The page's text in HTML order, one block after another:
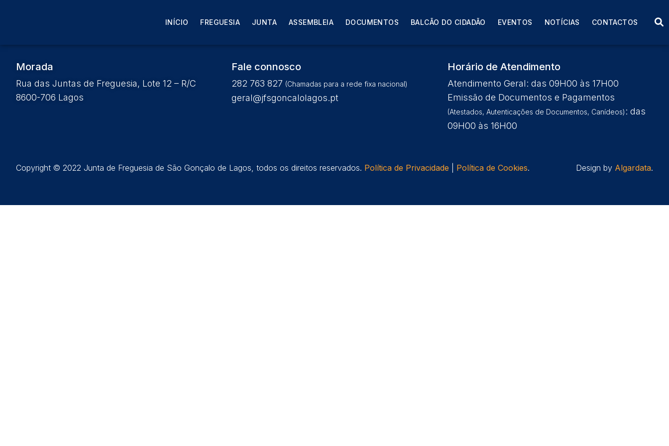
INÍCIO FREGUESIA JUNTA ASSEMBLEIA DOCUMENTOS BALCÃO DO CIDADÃO EVENTOS NOTÍCIAS CONTACTOS
Morada
Rua das Juntas de Freguesia, Lote 12 – R/C
8600-706 Lagos
Fale connosco
282 763 827 (Chamadas para a rede fixa nacional)
geral@jfsgoncalolagos.pt
Horário de Atendimento
Atendimento Geral: das 09H00 às 17H00
Emissão de Documentos e Pagamentos
(Atestados, Autenticações de Documentos, Canídeos) : das
09H00 às 16H00
Copyright © 2022 Junta de Freguesia de São Gonçalo de Lagos, todos os direitos reservados. Política de Privacidade Política de Cookies. Design by Algardata.